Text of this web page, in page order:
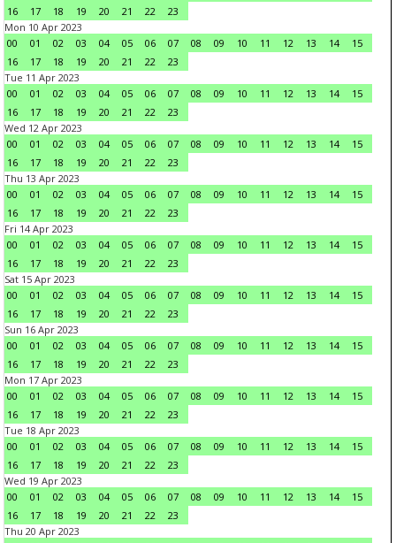
16
17 18 19 20 21 22
23
Mon 10 Apr 2023
00
01 02 03 04 05 06 07 08 09 10 11 12 13 14
15
16
17 18 19 20 21 22
23
Tue 11 Apr 2023
00
01 02 03 04 05 06 07 08 09 10 11 12 13 14
15
16
17 18 19 20 21 22
23
Wed 12 Apr 2023
00
01 02 03 04 05 06 07 08 09 10 11 12 13 14
15
16
17 18 19 20 21 22
23
Thu 13 Apr 2023
00
01 02 03 04 05 06 07 08 09 10 11 12 13 14
15
16
17 18 19 20 21 22
23
Fri 14 Apr 2023
00
01 02 03 04 05 06 07 08 09 10 11 12 13 14
15
16
17 18 19 20 21 22
23
Sat 15 Apr 2023
00
01 02 03 04 05 06 07 08 09 10 11 12 13 14
15
16
17 18 19 20 21 22
23
Sun 16 Apr 2023
00
01 02 03 04 05 06 07 08 09 10 11 12 13 14
15
16
17 18 19 20 21 22
23
Mon 17 Apr 2023
00
01 02 03 04 05 06 07 08 09 10 11 12 13 14
15
16
17 18 19 20 21 22
23
Tue 18 Apr 2023
00
01 02 03 04 05 06 07 08 09 10 11 12 13 14
15
16
17 18 19 20 21 22
23
Wed 19 Apr 2023
00
01 02 03 04 05 06 07 08 09 10 11 12 13 14
15
16
17 18 19 20 21 22
23
Thu 20 Apr 2023